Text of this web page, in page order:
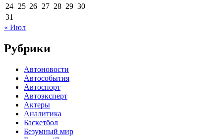
24 25 26 27 28 29 30
31
« Июл
Рубрики
Автоновости
Автособытия
Автоспорт
Автоэксперт
Актеры
Аналитика
Баскетбол
Безумный мир